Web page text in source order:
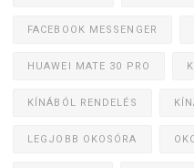
FACEBOOK MESSENGER
HUAWEI MATE 30 PRO
KÍNÁBÓL RENDELÉS
LEGJOBB OKOSÓRA